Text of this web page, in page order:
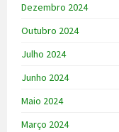
Dezembro 2024
Outubro 2024
Julho 2024
Junho 2024
Maio 2024
Março 2024